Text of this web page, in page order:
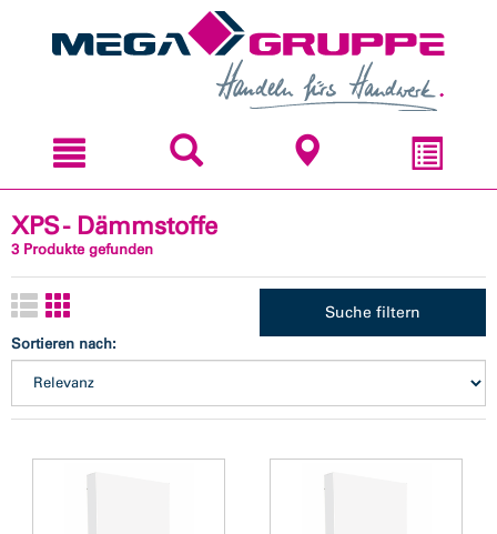
XPS - Dämmstoffe
3 Produkte gefunden
Suche filtern
Sortieren nach: